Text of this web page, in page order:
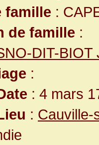
famille :
de famille :
DIT-BIOT
:
: 4 mars
: Cauville-